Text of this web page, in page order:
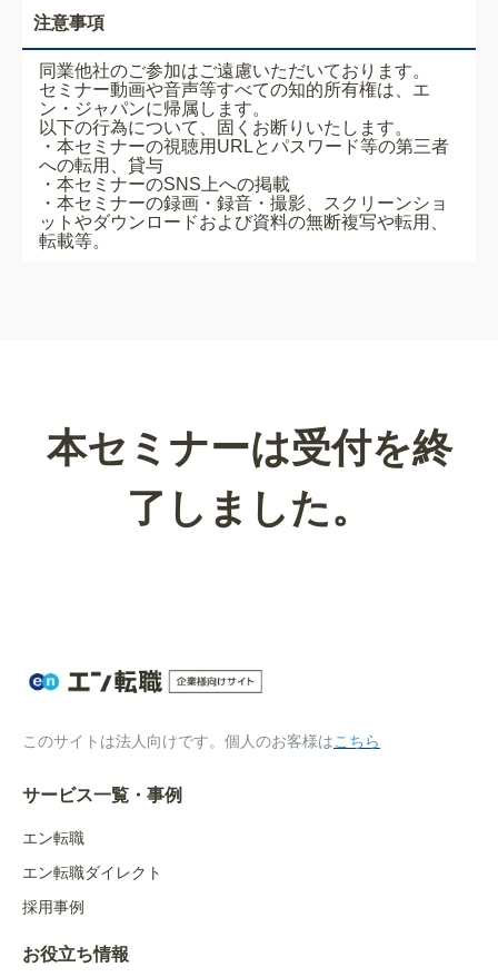
注意事項
同業他社のご参加はご遠慮いただいております。
セミナー動画や音声等すべての知的所有権は、エ
ン・ジャパンに帰属します。
以下の行為について、固くお断りいたします。
・本セミナーの視聴用URLとパスワード等の第三者
への転用、貸与
・本セミナーのSNS上への掲載
・本セミナーの録画・録音・撮影、スクリーンショ
ットやダウンロードおよび資料の無断複写や転用、
転載等。
本セミナーは受付を終
了しました。
このサイトは法人向けです。個人のお客様はこちら
サービス一覧・事例
エン転職
エン転職ダイレクト
採用事例
お役立ち情報